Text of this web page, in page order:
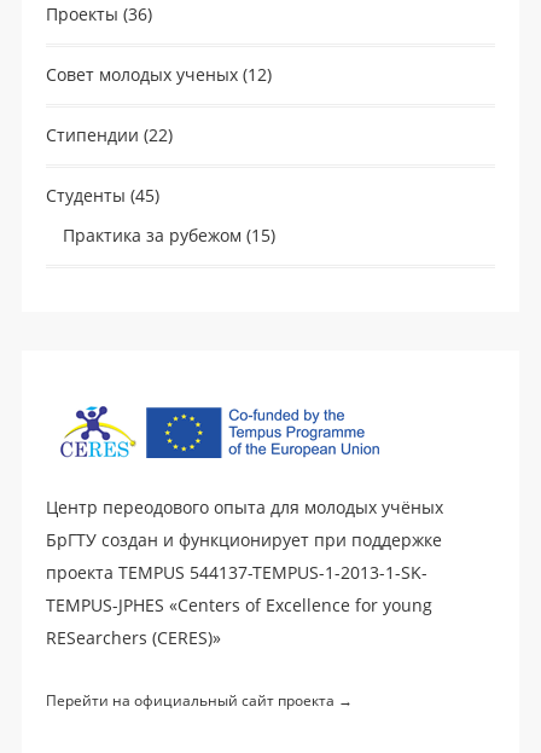
Проекты (36)
Совет молодых ученых (12)
Стипендии (22)
Студенты (45)
Практика за рубежом (15)
Центр переодового опыта для молодых учёных
БрГТУ создан и функционирует при поддержке
проекта TEMPUS 544137-TEMPUS-1-2013-1-SK-
TEMPUS-JPHES «Centers of Excellence for young
RESearchers (CERES)»
Перейти на официальный сайт проекта →